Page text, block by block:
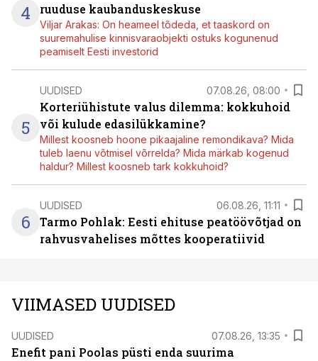
4
ruuduse kaubanduskeskuse
Viljar Arakas: On heameel tõdeda, et taaskord on
suuremahulise kinnisvaraobjekti ostuks kogunenud
peamiselt Eesti investorid
5
UUDISED 07.08.26, 08:00
Korteriühistute valus dilemma: kokkuhoid
või kulude edasilükkamine?
Millest koosneb hoone pikaajaline remondikava? Mida
tuleb laenu võtmisel võrrelda? Mida märkab kogenud
haldur? Millest koosneb tark kokkuhoid?
6
UUDISED 06.08.26, 11:11
Tarmo Pohlak: Eesti ehituse peatöövõtjad on
rahvusvahelises mõttes kooperatiivid
VIIMASED UUDISED
UUDISED 07.08.26, 13:35
Enefit pani Poolas püsti enda suurima